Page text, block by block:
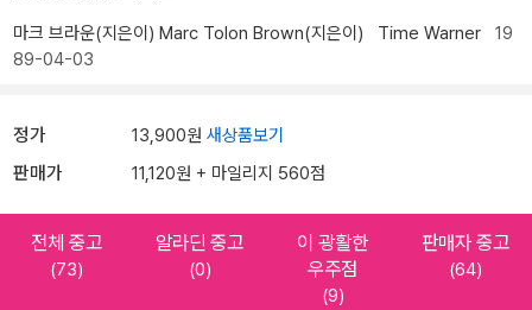
마크 브라운(지은이) Marc Tolon Brown(지은이) Time Warner 19
89-04-03
정가 13,900원 새상품보기
판매가 11,120원 + 마일리지 560점
전체 중고
(73)
알라딘 중고
(0)
이 광활한
우주점
(9)
판매자 중고
(64)